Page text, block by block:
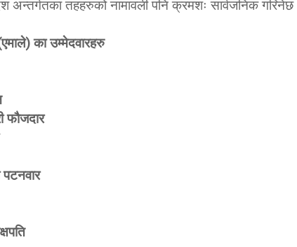
अन्तर्गतका तहहरुको नामावली पनि क्रमशः सार्वजनिक गरिनेछ
का उम्मेदवारहरु
फौजदार